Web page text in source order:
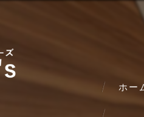
ホー